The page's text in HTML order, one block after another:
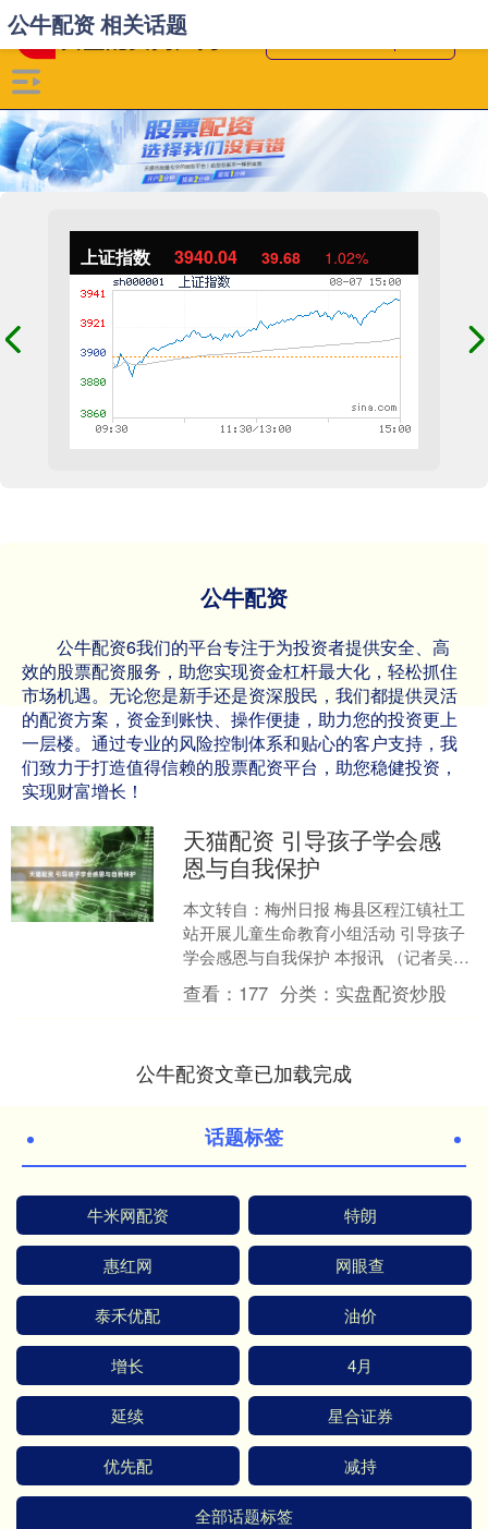
上证指数 3940.04 39.68 1.02%
公牛配资
公牛配资6我们的平台专注于为投资者提供安全、高
效的股票配资服务，助您实现资金杠杆最大化，轻松抓住
市场机遇。无论您是新手还是资深股民，我们都提供灵活
的配资方案，资金到账快、操作便捷，助力您的投资更上
一层楼。通过专业的风险控制体系和贴心的客户支持，我
们致力于打造值得信赖的股票配资平台，助您稳健投资，
实现财富增长！
公牛配资 相关话题
天猫配资 引导孩子学会感
恩与自我保护
本文转自：梅州日报 梅县区程江镇社工
站开展儿童生命教育小组活动 引导孩子
学会感恩与自我保护 本报讯 （记者吴丽
伶 通讯员王苑平）日前，梅县区程江镇
社工站携手爱心....
查看： 177 分类： 实盘配资炒股
公牛配资文章已加载完成
话题标签
牛米网配资 特朗
惠红网 网眼查
泰禾优配 油价
增长 4月
延续 星合证券
优先配 减持
全部话题标签